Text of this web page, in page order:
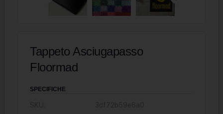
Tappeto Asciugapasso
Floormad
SPECIFICHE